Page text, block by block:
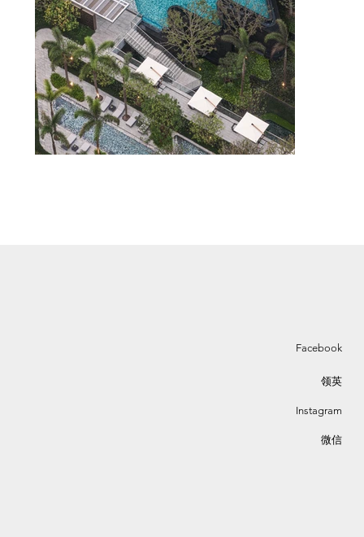
Facebook
领英
Instagram
微信